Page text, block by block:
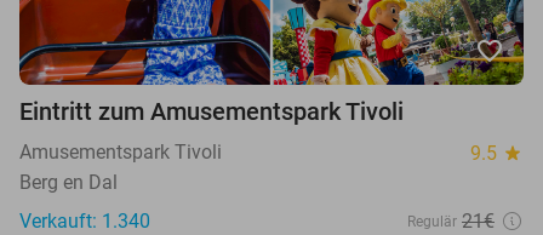
favorite_border
Eintritt zum Amusementspark Tivoli
Amusementspark Tivoli 9.5 star
Berg en Dal
Verkauft: 1.340
Regulär 21€